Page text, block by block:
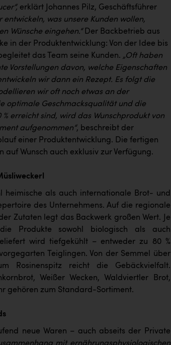
erklärt Johannes Pilz, Geschäftsführer
entwickeln, was unsere Kunden wollen,
Wünsche eingehen.“Der Backbetrieb aus
in der Produktentwicklung: Von der Idee bis
das Team seine Kunden. „Oft haben
Vorstellungen davon, welche Eigenschaften
wir dann ein Rezept. Es folgt die
wir oft noch etwas an der
optimale Geschmacksqualität und die
% erreicht sind, wird das Wunschprodukt von
aufgenommen“, beschreibt der
einer Produktentwicklung. Die fertigen
Wunsch auch exklusiv zur Verfügung.
heimische als auch internationale Brot- und
des Unternehmens. Auf die regionale
Zutaten legt das Backwerk großen Wert. Je
Produkte sowohl biologisch als auch
wird tiefgekühlt – entweder zu 80 %
Teiglingen. Von der Semmel über
Rosinenspitz reicht die Gebäckvielfalt.
Weißer Wecken, Waldviertler Brot,
gehören zum Standard-Sortiment.
neue Waren – auch abseits der Private
mit ernährungsphysiologischen